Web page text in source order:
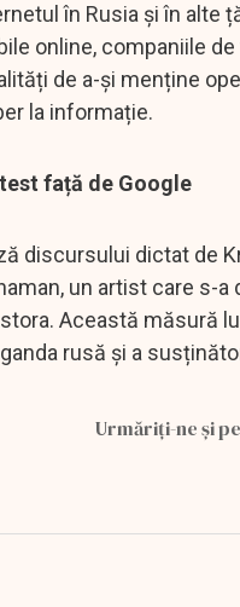
în Rusia și în
online, companiile
de a-și menține
la informație.
față de Google
discursului dictat de
un artist care s-
Această măsură
rusă și a
Urmăriți-ne și pe